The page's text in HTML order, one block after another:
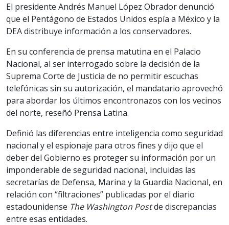
El presidente Andrés Manuel López Obrador denunció
que el Pentágono de Estados Unidos espía a México y la
DEA distribuye información a los conservadores.
En su conferencia de prensa matutina en el Palacio
Nacional, al ser interrogado sobre la decisión de la
Suprema Corte de Justicia de no permitir escuchas
telefónicas sin su autorización, el mandatario aprovechó
para abordar los últimos encontronazos con los vecinos
del norte, reseñó Prensa Latina.
Definió las diferencias entre inteligencia como seguridad
nacional y el espionaje para otros fines y dijo que el
deber del Gobierno es proteger su información por un
imponderable de seguridad nacional, incluidas las
secretarías de Defensa, Marina y la Guardia Nacional, en
relación con “filtraciones” publicadas por el diario
estadounidense The Washington Postde discrepancias
entre esas entidades.